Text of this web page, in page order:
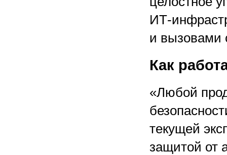
ИТ-
и вызовами
Как
«Любой
текущей
защитой от